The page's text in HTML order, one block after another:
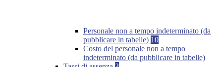
Personale non a tempo indeterminato (da
pubblicare in tabelle) 10
Costo del personale non a tempo
indeterminato (da pubblicare in tabelle)